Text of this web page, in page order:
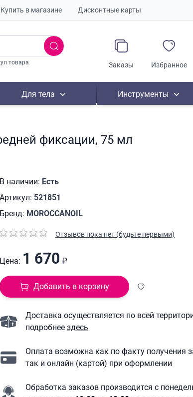
Купить в магазине Дисконтные карты
товара Заказы Избранное
Для тела Инструменты
фиксации, 75 мл
В наличии: Есть
Артикул: 521851
Бренд: MOROCCANOIL
Отзывов пока нет (будьте первыми)
Цена: 1 670 ₽
Добавить в корзину
Доставка осуществляется по всей
подробнее здесь
Оплата возможна как по факту получения
так и онлайн (картой) при оформлении
Обработка заказов производится с